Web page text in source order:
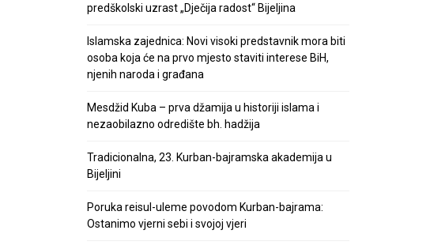
predškolski uzrast „Dječija radost“ Bijeljina
Islamska zajednica: Novi visoki predstavnik mora biti
osoba koja će na prvo mjesto staviti interese BiH,
njenih naroda i građana
Mesdžid Kuba – prva džamija u historiji islama i
nezaobilazno odredište bh. hadžija
Tradicionalna, 23. Kurban-bajramska akademija u
Bijeljini
Poruka reisul-uleme povodom Kurban-bajrama:
Ostanimo vjerni sebi i svojoj vjeri